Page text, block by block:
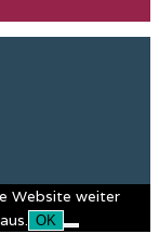
Website weiter
OK